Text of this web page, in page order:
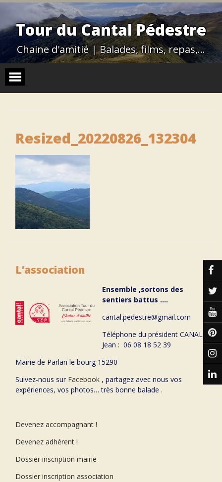
Skip
contentTour du Cantal Pédestre
Chaine d'amitié | Balades, films, repas,…
Resized_20220826_132304
L’association
Ensemble ,sortons des
sentiers battus ….
cantal.pedestre@gmail.com
Téléphone du président CANAL
Jean : 06 08 18 52 39
Mairie de Parlan le bourg 15290
Suivez-nous sur Facebook , partagez avec nous vos
expériences, vos photos… très bonne balade .
Devenez accompagnant !
Devenez adhérent !
Dossier inscription mairie
Dossier inscription association